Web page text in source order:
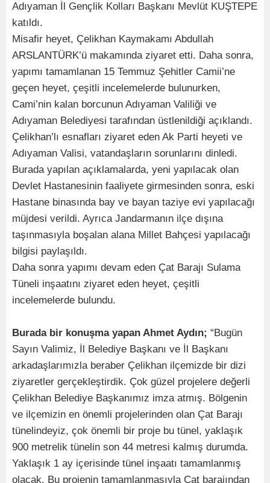
Adıyaman İl Gençlik Kolları Başkanı Mevlüt KUŞTEPE
katıldı.
Misafir heyet, Çelikhan Kaymakamı Abdullah
ARSLANTÜRK’ü makamında ziyaret etti. Daha sonra,
yapımı tamamlanan 15 Temmuz Şehitler Camii’ne
geçen heyet, çeşitli incelemelerde bulunurken,
Cami’nin kalan borcunun Adıyaman Valiliği ve
Adıyaman Belediyesi tarafından üstlenildiği açıklandı.
Çelikhan’lı esnafları ziyaret eden Ak Parti heyeti ve
Adıyaman Valisi, vatandaşların sorunlarını dinledi.
Burada yapılan açıklamalarda, yeni yapılacak olan
Devlet Hastanesinin faaliyete girmesinden sonra, eski
Hastane binasında bay ve bayan taziye evi yapılacağı
müjdesi verildi. Ayrıca Jandarmanın ilçe dışına
taşınmasıyla boşalan alana Millet Bahçesi yapılacağı
bilgisi paylaşıldı.
Daha sonra yapımı devam eden Çat Barajı Sulama
Tüneli inşaatını ziyaret eden heyet, çeşitli
incelemelerde bulundu.
Burada bir konuşma yapan Ahmet Aydın; “Bugün
Sayın Valimiz, İl Belediye Başkanı ve İl Başkanı
arkadaşlarımızla beraber Çelikhan ilçemizde bir dizi
ziyaretler gerçekleştirdik. Çok güzel projelere değerli
Çelikhan Belediye Başkanımız imza atmış. Bölgenin
ve ilçemizin en önemli projelerinden olan Çat Barajı
tünelindeyiz, çok önemli bir proje bu tünel, yaklaşık
900 metrelik tünelin son 44 metresi kalmış durumda.
Yaklaşık 1 ay içerisinde tünel inşaatı tamamlanmış
olacak. Bu projenin tamamlanmasıyla Çat barajından